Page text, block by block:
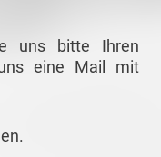
uns bitte Ihren
eine Mail mit